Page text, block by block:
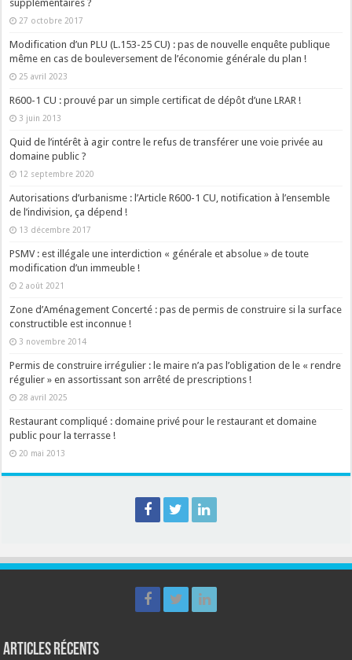
supplémentaires ?
27 octobre 2017
Modification d’un PLU (L.153-25 CU) : pas de nouvelle enquête publique
même en cas de bouleversement de l’économie générale du plan !
25 avril 2023
R600-1 CU : prouvé par un simple certificat de dépôt d’une LRAR !
3 juin 2013
Quid de l’intérêt à agir contre le refus de transférer une voie privée au
domaine public ?
12 septembre 2020
Autorisations d’urbanisme : l’Article R600-1 CU, notification à l’ensemble
de l’indivision, ça dépend !
13 décembre 2017
PSMV : est illégale une interdiction « générale et absolue » de toute
modification d’un immeuble !
2 août 2021
Zone d’Aménagement Concerté : pas de permis de construire si la surface
constructible est inconnue !
3 novembre 2014
Permis de construire irrégulier : le maire n’a pas l’obligation de le « rendre
régulier » en assortissant son arrêté de prescriptions !
28 avril 2025
Restaurant compliqué : domaine privé pour le restaurant et domaine
public pour la terrasse !
20 mai 2013
Articles récents